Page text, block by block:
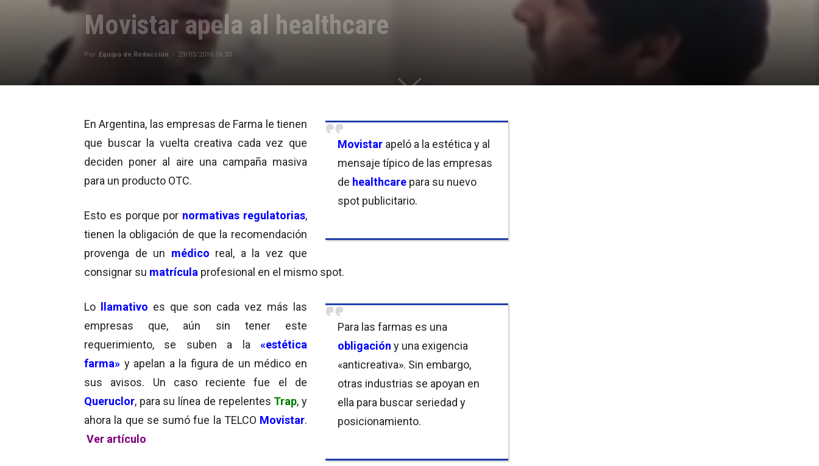
Movistar apela al healthcare
Por Equipo de Redacción - 29/03/2016 16:30
Movistar apeló a la estética y al
mensaje típico de las empresas
de healthcare para su nuevo
spot publicitario.
En Argentina, las empresas de Farma le tienen
que buscar la vuelta creativa cada vez que
deciden poner al aire una campaña masiva
para un producto OTC.
Esto es porque por normativas regulatorias,
tienen la obligación de que la recomendación
provenga de un médico real, a la vez que
consignar su matrícula profesional en el mismo spot.
Para las farmas es una
obligación y una exigencia
«anticreativa». Sin embargo,
otras industrias se apoyan en
ella para buscar seriedad y
posicionamiento.
Lo llamativo es que son cada vez más las
empresas que, aún sin tener este
requerimiento, se suben a la «estética
farma» y apelan a la figura de un médico en
sus avisos. Un caso reciente fue el de
Queruclor, para su línea de repelentes Trap, y
ahora la que se sumó fue la TELCO Movistar.
Ver artículo